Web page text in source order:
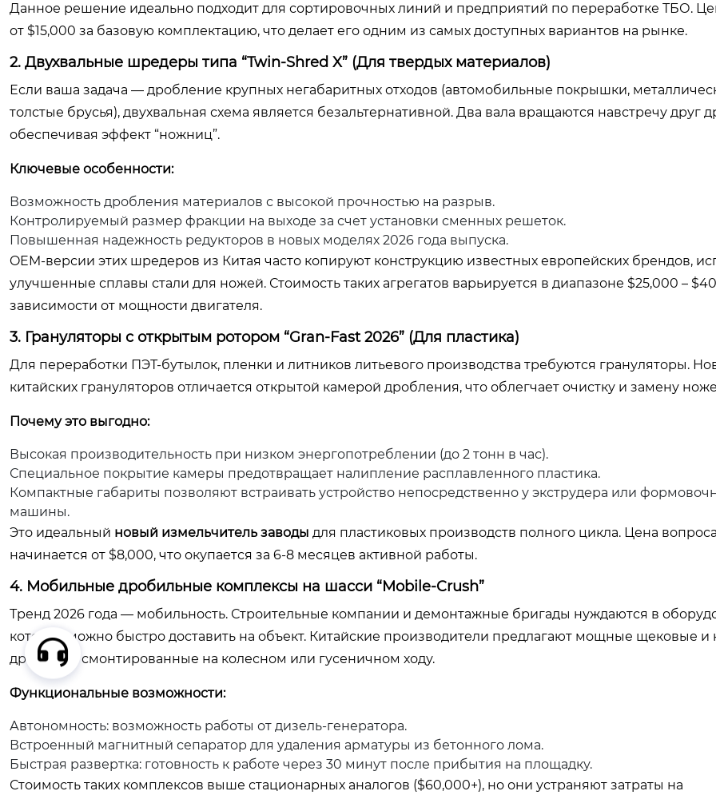
Данное решение идеально подходит для сортировочных линий и предприятий по переработке ТБО.
от $15,000 за базовую комплектацию, что делает его одним из самых доступных вариантов на рынке.
2. Двухвальные шредеры типа “Twin-Shred X” (Для твердых материалов)
Если ваша задача — дробление крупных негабаритных отходов (автомобильные покрышки,
толстые брусья), двухвальная схема является безальтернативной. Два вала вращаются навстречу друг
обеспечивая эффект “ножниц”.
Ключевые особенности:
Возможность дробления материалов с высокой прочностью на разрыв.
Контролируемый размер фракции на выходе за счет установки сменных решеток.
Повышенная надежность редукторов в новых моделях 2026 года выпуска.
OEM-версии этих шредеров из Китая часто копируют конструкцию известных европейских брендов,
улучшенные сплавы стали для ножей. Стоимость таких агрегатов варьируется в диапазоне $25,000 –
зависимости от мощности двигателя.
3. Грануляторы с открытым ротором “Gran-Fast 2026” (Для пластика)
Для переработки ПЭТ-бутылок, пленки и литников литьевого производства требуются грануляторы.
китайских грануляторов отличается открытой камерой дробления, что облегчает очистку и замену
Почему это выгодно:
Высокая производительность при низком энергопотреблении (до 2 тонн в час).
Специальное покрытие камеры предотвращает налипление расплавленного пластика.
Компактные габариты позволяют встраивать устройство непосредственно у экструдера или
машины.
Это идеальный новый измельчитель заводы для пластиковых производств полного цикла. Цена вопроса
начинается от $8,000, что окупается за 6-8 месяцев активной работы.
4. Мобильные дробильные комплексы на шасси “Mobile-Crush”
Тренд 2026 года — мобильность. Строительные компании и демонтажные бригады нуждаются в
которое можно быстро доставить на объект. Китайские производители предлагают мощные щековые и
дробилки, смонтированные на колесном или гусеничном ходу.
Функциональные возможности:
Автономность: возможность работы от дизель-генератора.
Встроенный магнитный сепаратор для удаления арматуры из бетонного лома.
Быстрая развертка: готовность к работе через 30 минут после прибытия на площадку.
Стоимость таких комплексов выше стационарных аналогов ($60,000+), но они устраняют затраты на